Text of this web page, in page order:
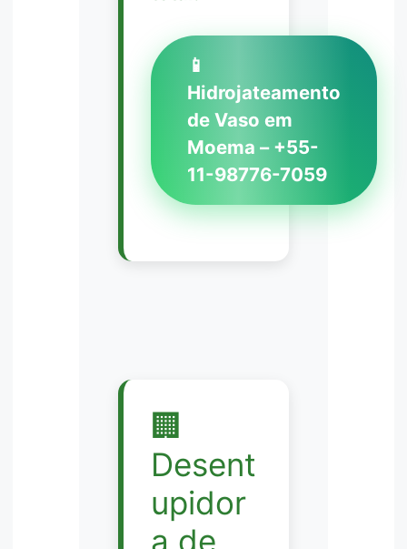
📱
Hidrojateamento
de Vaso em
Moema – +55-
11-98776-7059
🏢
Desent
upidor
a de